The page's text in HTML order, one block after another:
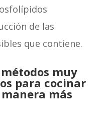
de las
que contiene.
muy
para cocinar
más